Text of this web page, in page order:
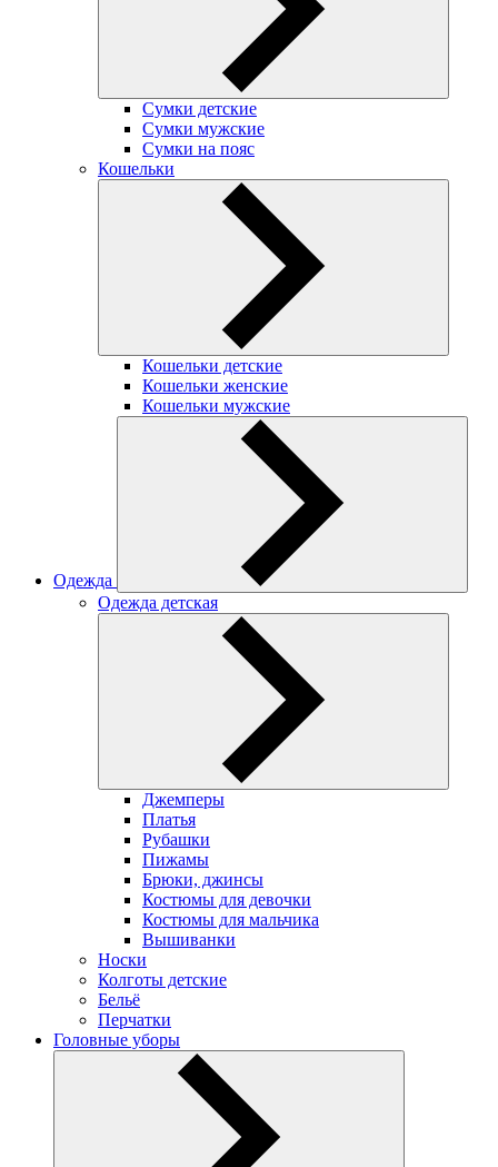
Сумки детские
Сумки мужские
Сумки на пояс
Кошельки
Кошельки детские
Кошельки женские
Кошельки мужские
Одежда
Одежда детская
Джемперы
Платья
Рубашки
Пижамы
Брюки, джинсы
Костюмы для девочки
Костюмы для мальчика
Вышиванки
Носки
Колготы детские
Бельё
Перчатки
Головные уборы